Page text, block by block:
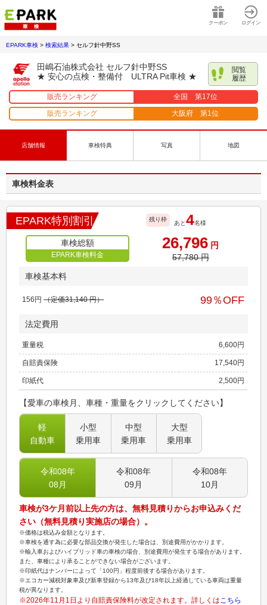
クーポン ログイン
EPARK車検 > 検索結果 > セルフ針中野SS
田嶋石油株式会社 セルフ針中野SS
★ 安心の点検・整備付 ULTRA Pit車検 ★
閲覧
履歴
販売ランキング 全国 第17位
販売ランキング
大阪府 第1 位
店舗情報 車検特典 写真 地図
車検料金表
EPARK特別割引 残り枠
あと4名様
車検総額
EPARK車検料金
26,796 円
57,780円
車検基本料
156円 （定価31,140円） 99％OFF
法定費用
重量税 6,600円
自賠責保険 17,540円
印紙代 2,500円
【愛車の車検月、車種・重量をクリックしてください】
軽
自動車
小型
乗用車
中型
乗用車
大型
乗用車
令和08年
08 月
令和08年
09 月
令和08年
10月
車検が3ケ月前以上先の方は、無料見積りからお申込みくだ
さい（無料見積り実施店の場合）。
※価格は税込み金額となります。
※車検を通す為に必要な部品交換が発生した場合は、別途費用がかかります。
※輸入車およびハイブリッド車の車検の場合、別途費用が発生する場合があります。
また、車種により承ることができない場合がございます。
※印紙代はナンバーによって「100円」程度前後する場合があります。
※エコカー減税対象車及び新車登録から13年及び18年以上経過している車両は重量
税が異なります。
※2026年11月1日より自賠責保険料が改定されます。詳しくは こちら